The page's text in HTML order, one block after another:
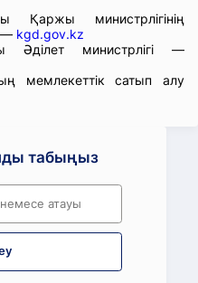
Қаржы министрлігінің
— kgd.gov.kz
Әділет министрлігі —
мемлекеттік сатып алу
табыңыз